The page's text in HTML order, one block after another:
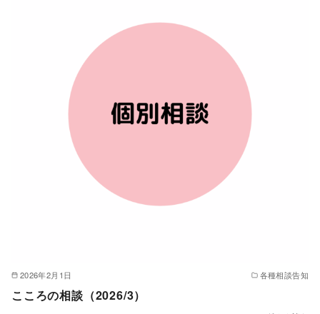
2026年2月1日 各種相談告知
こころの相談（2026/3）